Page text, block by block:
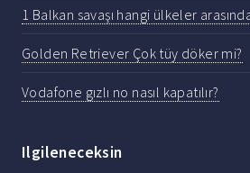
1 Balkan savaşı hangi ülkeler
Golden Retriever Çok tüy döker mi?
Vodafone gızlı no nasıl kapatılır?
Ilgileneceksin